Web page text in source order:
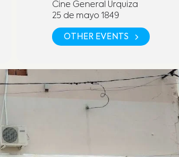
Cine General Urquiza
25 de mayo 1849
OTHER EVENTS